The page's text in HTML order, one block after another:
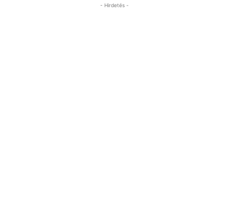
- Hirdetés -